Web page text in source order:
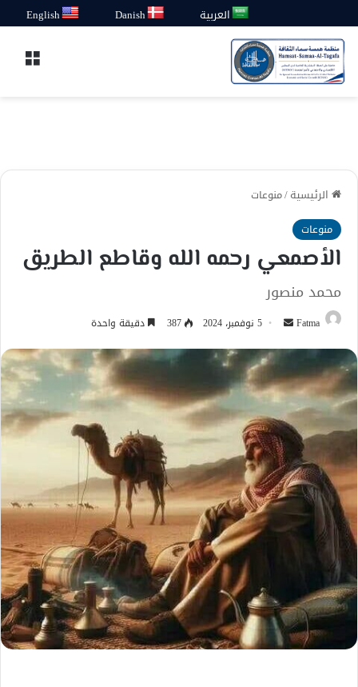
العربية Danish
English
الرئيسية/منوعات
منوعات
الأصمعي رحمه الله وقاطع الطريق
محمد منصور
Fatma
أرسل
إلكترونيا
5 نوفمبر، 2024 387 دقيقة واحدة